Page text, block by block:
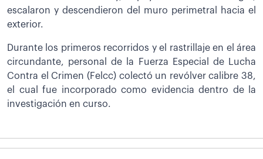
escalaron y descendieron del muro perimetral hacia el
exterior.
Durante los primeros recorridos y el rastrillaje en el área
circundante, personal de la Fuerza Especial de Lucha
Contra el Crimen (Felcc) colectó un revólver calibre 38,
el cual fue incorporado como evidencia dentro de la
investigación en curso.